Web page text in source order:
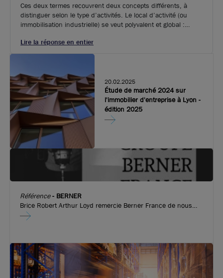
Ces deux termes recouvrent deux concepts différents, à
distinguer selon le type d’activités. Le local d’activité (ou
immobilisation industrielle) se veut polyvalent et global :
ou PME) s’y déroule, de la partie production jusqu’à la
transformation, travaux divers et stock de biens, mais aussi
occupée). Généralement situés en zone périurbaine et d’une
surface variable selon les besoins.
Lire la réponse en entier
20.02.2025
Étude de marché 2024 sur
l'immobilier d'entreprise à Lyon -
édition 2025
Référence- BERNER
Brice Robert Arthur Loyd remercie Berner France de nous
avoir fait confiance pour l’implantation de leurs nouveaux